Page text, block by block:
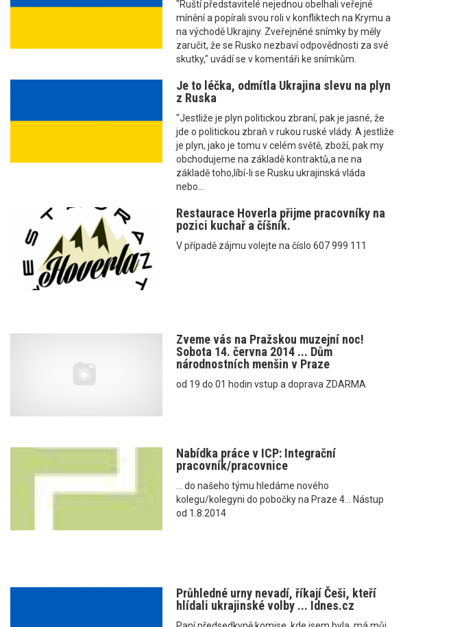
"Ruští představitelé nejednou obelhali veřejné
mínění a popírali svou roli v konfliktech na Krymu a
na východě Ukrajiny. Zveřejněné snímky by měly
zaručit, že se Rusko nezbaví odpovědnosti za své
skutky," uvádí se v komentáři ke snímkům.
Je to léčka, odmítla Ukrajina slevu na plyn
z Ruska
"Jestliže je plyn politickou zbraní, pak je jasné, že
jde o politickou zbraň v rukou ruské vlády. A jestliže
je plyn, jako je tomu v celém světě, zboží, pak my
obchodujeme na základě kontraktů,a ne na
základě toho,líbí-li se Rusku ukrajinská vláda
nebo...
Restaurace Hoverla přijme pracovníky na
pozici kuchař a číšník.
V případě zájmu volejte na číslo 607 999 111
Zveme vás na Pražskou muzejní noc!
Sobota 14. června 2014 ... Dům
národnostních menšin v Praze
od 19 do 01 hodin vstup a doprava ZDARMA
Nabídka práce v ICP: Integrační
pracovník/pracovnice
... do našeho týmu hledáme nového
kolegu/kolegyni do pobočky na Praze 4... Nástup
od 1.8.2014
Průhledné urny nevadí, říkají Češi, kteří
hlídali ukrajinské volby ... Idnes.cz